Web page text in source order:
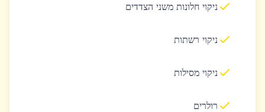
ניקוי חלונות משני הצדדים
ניקוי רשתות
ניקוי מסילות
רולרים